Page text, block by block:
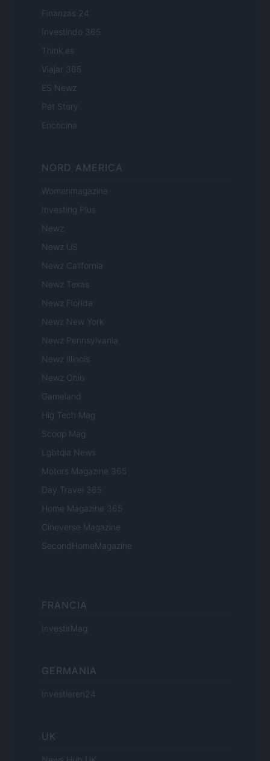
Finanzas 24
Investindo 365
Think.es
Viajar 365
ES Newz
Pet Story
Encocina
NORD AMERICA
Womanmagazine
Investing Plus
Newz
Newz US
Newz California
Newz Texas
Newz Florida
Newz New York
Newz Pennsylvania
Newz Illinois
Newz Ohio
Gameland
Hig Tech Mag
Scoop Mag
Lgbtqia News
Motors Magazine 365
Day Travel 365
Home Magazine 365
Cineverse Magazine
SecondHomeMagazine
FRANCIA
InvestirMag
GERMANIA
Investieren24
UK